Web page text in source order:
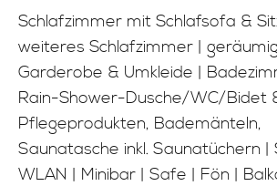
Schlafzimmer mit Schlafsofa &
weiteres Schlafzimmer |
Garderobe & Umkleide |
Rain-Shower-Dusche/WC/Bidet
Pflegeprodukten, Bademänteln,
Saunatasche inkl. Saunatüchern
WLAN | Minibar | Safe | Fön |